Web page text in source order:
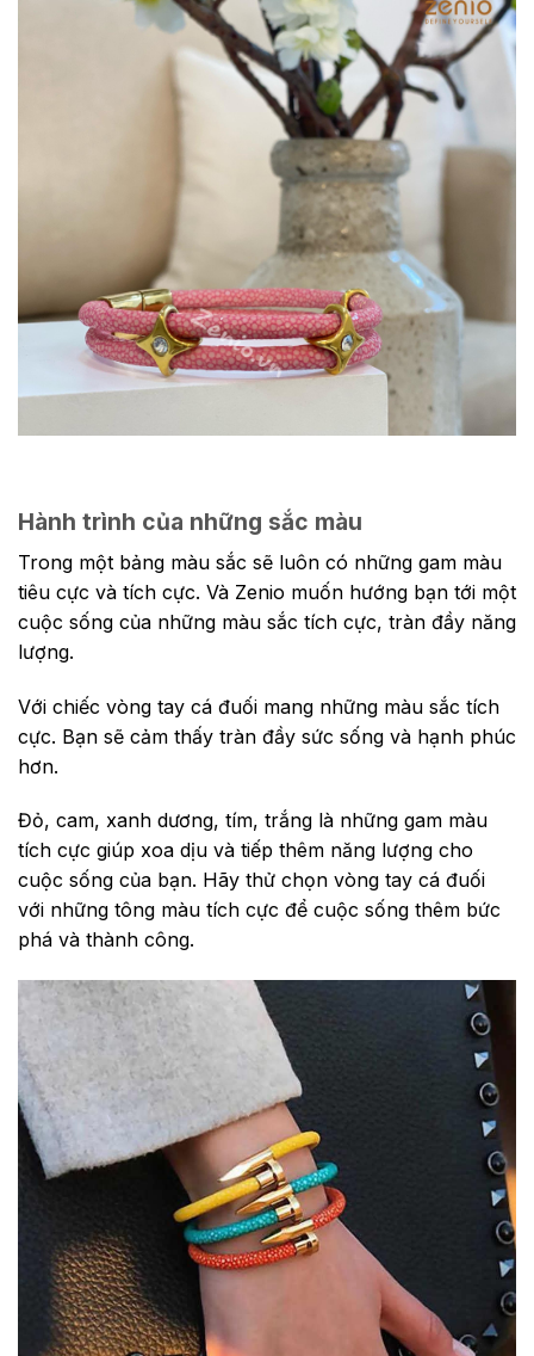
Hành trình của những sắc màu
Trong một bảng màu sắc sẽ luôn có những gam màu
tiêu cực và tích cực. Và Zenio muốn hướng bạn tới một
cuộc sống của những màu sắc tích cực, tràn đầy năng
lượng.
Với chiếc vòng tay cá đuối mang những màu sắc tích
cực. Bạn sẽ cảm thấy tràn đầy sức sống và hạnh phúc
hơn.
Đỏ, cam, xanh dương, tím, trắng là những gam màu
tích cực giúp xoa dịu và tiếp thêm năng lượng cho
cuộc sống của bạn. Hãy thử chọn vòng tay cá đuối
với những tông màu tích cực để cuộc sống thêm bức
phá và thành công.